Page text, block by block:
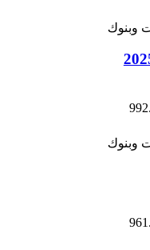
وبنوك
وبنوك